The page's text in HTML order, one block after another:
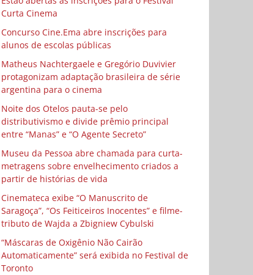
Curta Cinema
Concurso Cine.Ema abre inscrições para
alunos de escolas públicas
Matheus Nachtergaele e Gregório Duvivier
protagonizam adaptação brasileira de série
argentina para o cinema
Noite dos Otelos pauta-se pelo
distributivismo e divide prêmio principal
entre “Manas” e “O Agente Secreto”
Museu da Pessoa abre chamada para curta-
metragens sobre envelhecimento criados a
partir de histórias de vida
Cinemateca exibe “O Manuscrito de
Saragoça”, “Os Feiticeiros Inocentes” e filme-
tributo de Wajda a Zbigniew Cybulski
“Máscaras de Oxigênio Não Cairão
Automaticamente” será exibida no Festival de
Toronto